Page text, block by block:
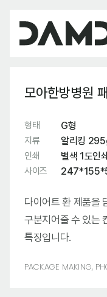
모아한방병원
형태 G형
지류 알리킹
인쇄 별색 1도인쇄
사이즈
다이어트 환 제품을
구분지어줄 수 있는
특징입니다.
PACKAGE MAKING,